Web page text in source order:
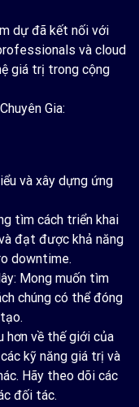
dự đã kết nối với
và cloud
giá trị trong cộng
Gia:
và xây dựng ứng
tìm cách triển khai
đạt được khả năng
downtime.
Mong muốn tìm
chúng có thể đóng
hơn về thế giới của
kỹ năng giá trị và
Hãy theo dõi các
đối tác.